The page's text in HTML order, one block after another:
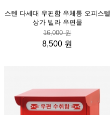
스텐 다세대 우편함 우체통 오피스텔
상가 빌라 우편물
16,000 원
8,500 원